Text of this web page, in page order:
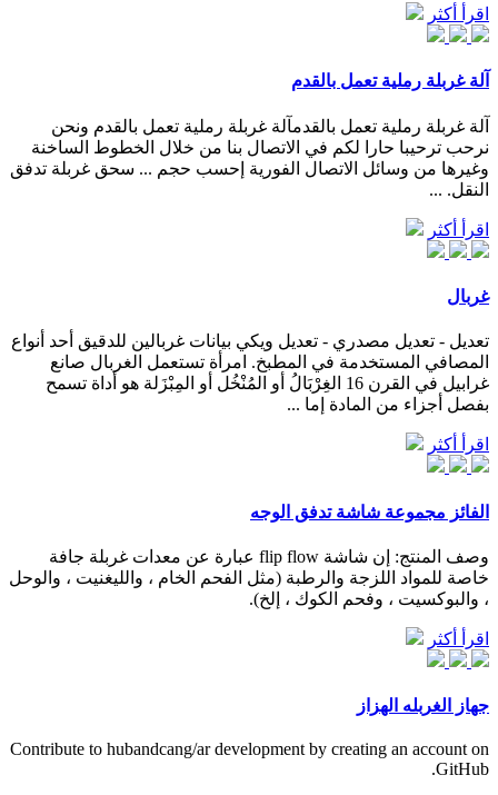
اقرأ أكثر
آلة غربلة رملية تعمل بالقدم
آلة غربلة رملية تعمل بالقدمآلة غربلة رملية تعمل بالقدم ونحن
نرحب ترحيبا حارا لكم في الاتصال بنا من خلال الخطوط الساخنة
وغيرها من وسائل الاتصال الفورية إحسب حجم ... سحق غربلة تدفق
النقل. ...
اقرأ أكثر
غربال
تعديل - تعديل مصدري - تعديل ويكي بيانات غربالين للدقيق أحد أنواع
المصافي المستخدمة في المطبخ. امرأة تستعمل الغربال صانع
غرابيل في القرن 16 الغِرْبَالُ أو المُنْخُل أو المِبْزَلة هو أداة تسمح
بفصل أجزاء من المادة إما ...
اقرأ أكثر
الفائز مجموعة شاشة تدفق الوجه
وصف المنتج: إن شاشة flip flow عبارة عن معدات غربلة جافة
خاصة للمواد اللزجة والرطبة (مثل الفحم الخام ، والليغنيت ، والوحل
، والبوكسيت ، وفحم الكوك ، إلخ).
اقرأ أكثر
جهاز الغربله الهزاز
Contribute to hubandcang/ar development by creating an account on
GitHub.